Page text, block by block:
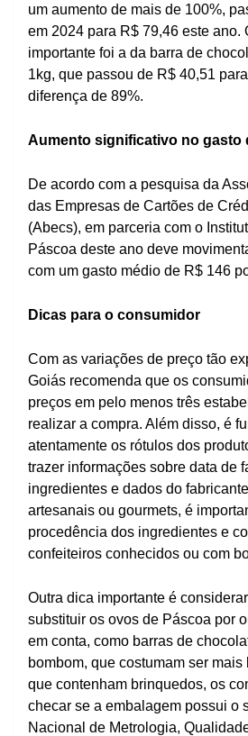
um aumento de mais de 100%,
em 2024 para R$ 79,46 este ano.
importante foi a da barra de
1kg, que passou de R$ 40,51
diferença de 89%.
Aumento significativo no gasto
De acordo com a pesquisa da
das Empresas de Cartões de
(Abecs), em parceria com o
Páscoa deste ano deve
com um gasto médio de R$ 146
Dicas para o consumidor
Com as variações de preço tão
Goiás recomenda que os
preços em pelo menos três
realizar a compra. Além disso, é
atentamente os rótulos dos
trazer informações sobre data de
ingredientes e dados do
artesanais ou gourmets, é
procedência dos ingredientes e
confeiteiros conhecidos ou com
Outra dica importante é
substituir os ovos de Páscoa por
em conta, como barras de
bombom, que costumam ser
que contenham brinquedos, os
checar se a embalagem possui o
Nacional de Metrologia,